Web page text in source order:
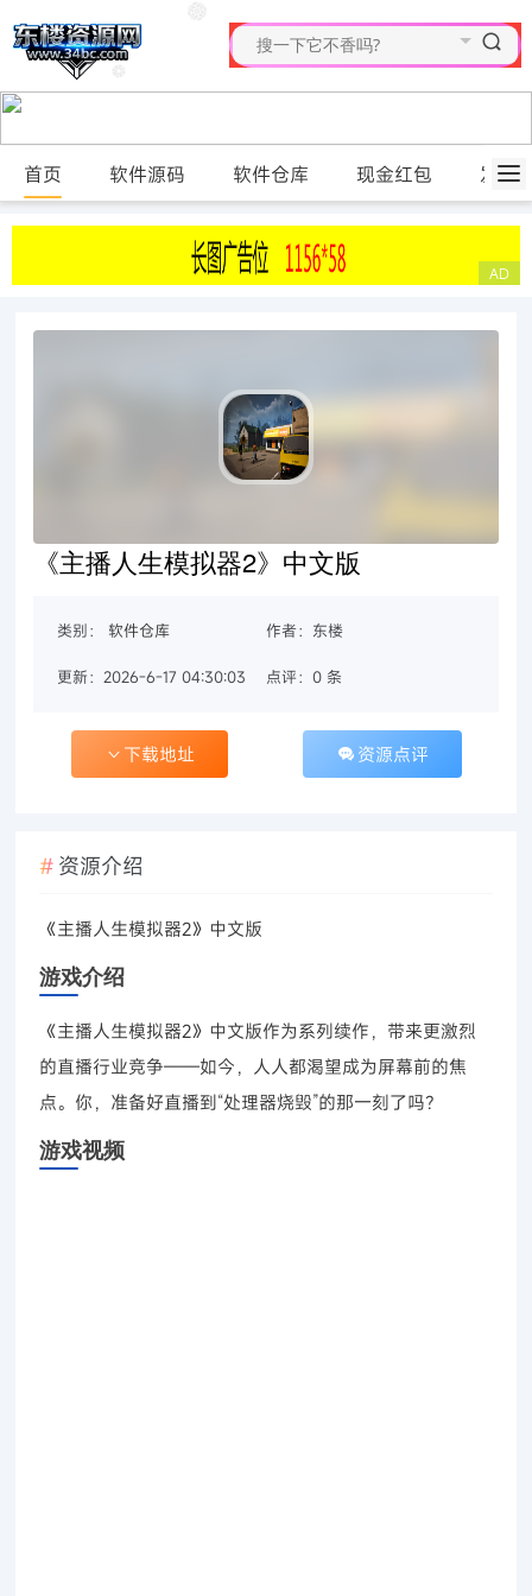
首页 软件源码 软件仓库 现金红包 发布
《主播人生模拟器2》中文版
类别： 软件仓库 作者：东楼
更新：2026-6-17 04:30:03 点评：0 条
下载地址 资源点评
资源介绍
《主播人生模拟器2》中文版
游戏介绍
《主播人生模拟器2》中文版作为系列续作，带来更激烈
的直播行业竞争——如今，人人都渴望成为屏幕前的焦
点。你，准备好直播到“处理器烧毁”的那一刻了吗？
游戏视频